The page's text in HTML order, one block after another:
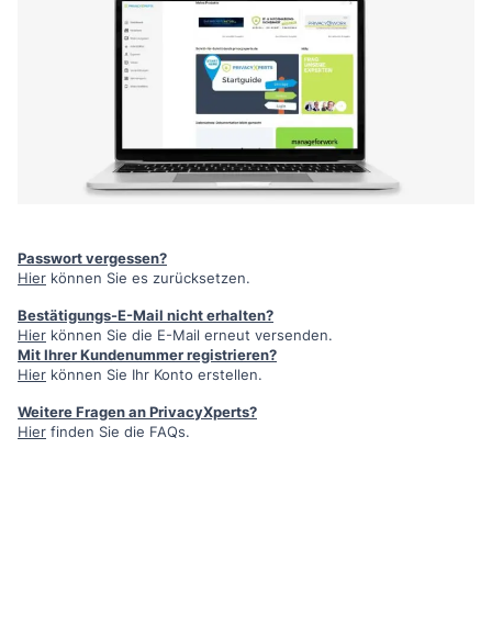
Passwort vergessen?
Hier können Sie es zurücksetzen.
Bestätigungs-E-Mail nicht erhalten?
Hier können Sie die E-Mail erneut versenden.
Mit Ihrer Kundenummer registrieren?
Hier können Sie Ihr Konto erstellen.
Weitere Fragen an PrivacyXperts?
Hier finden Sie die FAQs.